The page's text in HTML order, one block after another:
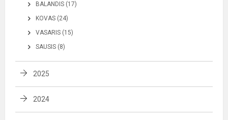
BALANDIS (17)
KOVAS (24)
VASARIS (15)
SAUSIS (8)
2025
2024